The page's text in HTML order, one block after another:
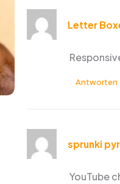
Letter
Antworten
sprunki
YouTube